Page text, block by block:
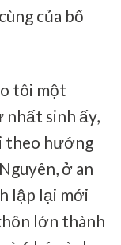
của bố
tôi một
nhất sinh ấy,
theo hướng
ở an
lập lại mới
lớn thành